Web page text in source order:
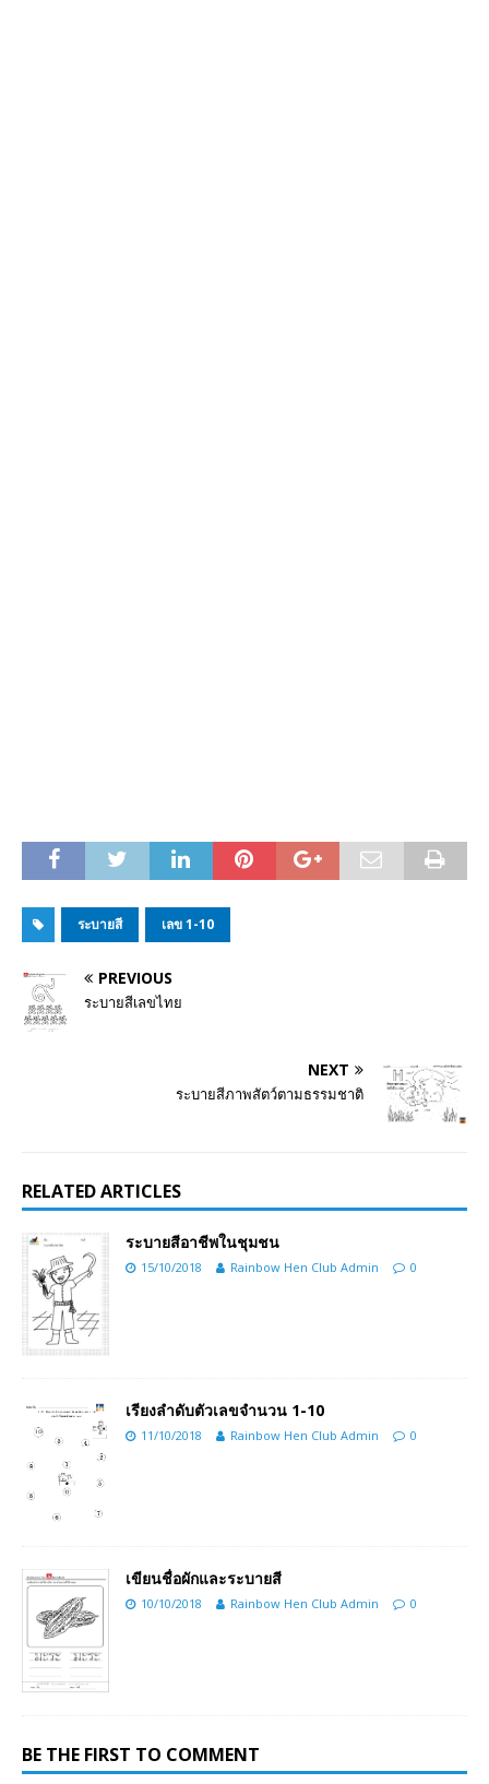
ระบายสี เลข 1-10
PREVIOUS
ระบายสีเลขไทย
NEXT
ระบายสีภาพสัตว์ตามธรรมชาติ
RELATED ARTICLES
ระบายสีอาชีพในชุมชน
15/10/2018 Rainbow Hen Club Admin 0
เรียงลำดับตัวเลขจำนวน 1-10
11/10/2018 Rainbow Hen Club Admin 0
เขียนชื่อผักและระบายสี
10/10/2018 Rainbow Hen Club Admin 0
BE THE FIRST TO COMMENT